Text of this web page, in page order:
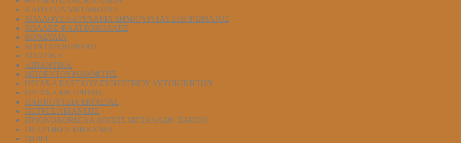
ΚΑΡΟΤΣΙΑ ΜΕΤΑΦΟΡΑΣ
ΚΟΛΑΟΥΖΑ-ΕΡΓΑΛΕΙΑ ΔΗΜΙΟΥΡΓΙΑΣ ΣΠΕΙΡΩΜΑΤΟΣ
ΚΟΛΛΕΣ-ΦΛΑΤΖΟΚΟΛΛΕΣ
ΚΟΝΔΥΛΙΑ
ΚΟΝΤΑΡΟΠΡΙΟΝΟ
ΚΟΠΤΙΚΑ
ΛΙΠΑΝΤΙΚΑ
ΜΠΟΡΝΤΟΥΡΟΚΟΦΤΗΣ
ΟΡΓΑΝΑ ΕΛΕΓΧΟΥ-ΣYΝΕΡΓΕΙΟΥ ΑΥΤΟΚΙΝΗΤΩΝ
ΟΡΓΑΝΑ ΜΕΤΡΗΣΗΣ
ΠΑΠΠΟΥΤΣΙΑ ΕΡΓΑΣΙΑΣ
ΠΕΤΡΕΣ ΛΕΙΑΝΣΗΣ
ΠΡΙΟΝΟΚΟΡΔΕΛΑ ΚΟΠΗΣ ΜΕΤΑΛΛΩΝ BAHCO
ΣΠΑΡΤΙΚΕΣ ΜΗΧΑΝΕΣ
ΣΠΡΕΙ